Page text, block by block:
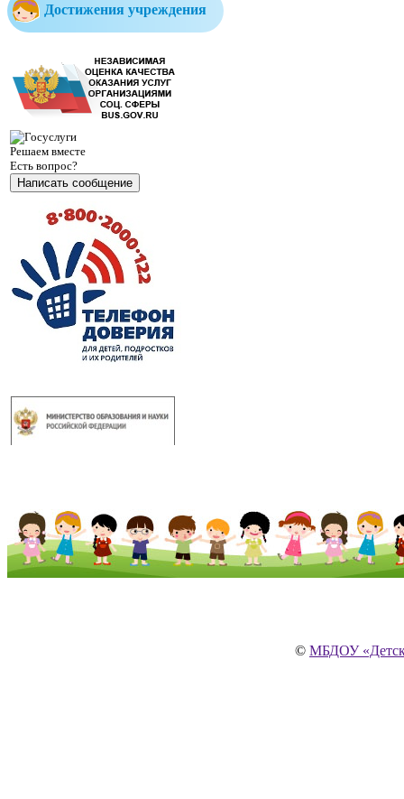
Достижения учреждения
Решаем вместе
Есть вопрос?
Написать сообщение
© МБДОУ